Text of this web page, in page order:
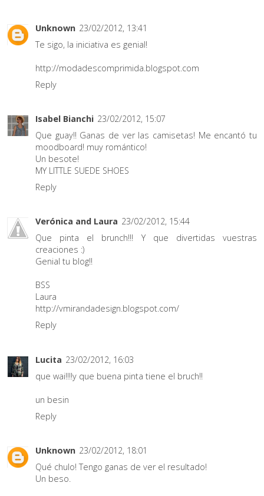
Unknown 23/02/2012, 13:41
Te sigo, la iniciativa es genial!
http://modadescomprimida.blogspot.com
Reply
Isabel Bianchi 23/02/2012, 15:07
Que guay!! Ganas de ver las camisetas! Me encantó tu
moodboard! muy romántico!
Un besote!
MY LITTLE SUEDE SHOES
Reply
Verónica and Laura 23/02/2012, 15:44
Que pinta el brunch!!! Y que divertidas vuestras
creaciones :)
Genial tu blog!!
BSS
Laura
http://vmirandadesign.blogspot.com/
Reply
Lucita 23/02/2012, 16:03
que wai!!!!y que buena pinta tiene el bruch!!
un besin
Reply
Unknown 23/02/2012, 18:01
Qué chulo! Tengo ganas de ver el resultado!
Un beso.